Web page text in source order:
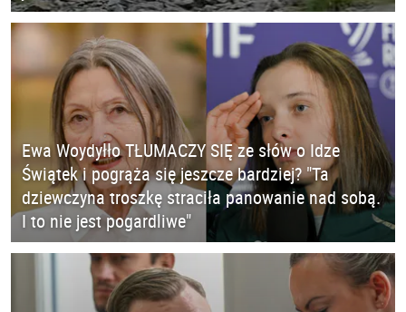
Ewa Woydyłło TŁUMACZY SIĘ ze słów o Idze
Świątek i pogrąża się jeszcze bardziej? "Ta
dziewczyna troszkę straciła panowanie nad sobą.
I to nie jest pogardliwe"